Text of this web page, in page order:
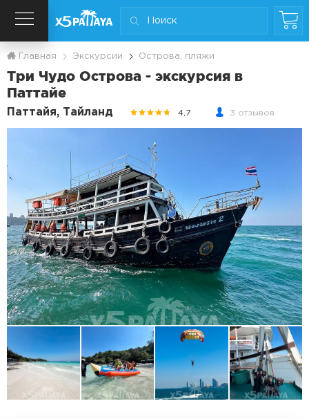
Главная Экскурсии Острова, пляжи
Три Чудо Острова - экскурсия в
Паттайе
Паттайя, Тайланд 4,7 3 отзывов